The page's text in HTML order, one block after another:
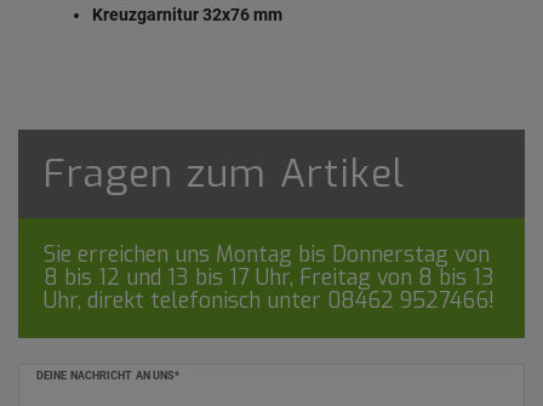
Kreuzgarnitur 32x76 mm
Fragen zum Artikel
Sie erreichen uns Montag bis Donnerstag von
8 bis 12 und 13 bis 17 Uhr, Freitag von 8 bis 13
Uhr, direkt telefonisch unter 08462 9527466!
DEINE NACHRICHT AN UNS*
Ceres::Template.mailFormHoneypotLabel